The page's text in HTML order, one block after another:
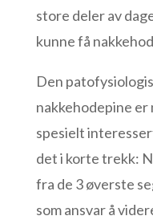
store deler av
kunne få
Den
nakkehodepine er
spesielt
det i korte trekk:
fra de 3 øverste
som ansvar å